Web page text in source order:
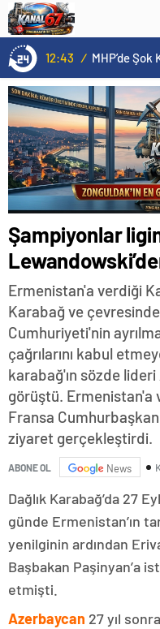
12:08 /
Şampiyonlar
Ermenistan'a verdiği
Karabağ ve
Cumhuriyeti'nin
çağrılarını kabul
karabağ'ın sözde
görüştü. Ermenistan'a
Fransa
ziyaret gerçekleştirdi.
ABONE OL News
Dağlık Karabağ’da 27
günde Ermenistan’ın
yenilginin ardından
Başbakan Paşinyan’a
etmişti.
Azerbaycan 27 yıl